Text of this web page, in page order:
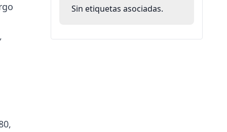
Sin etiquetas asociadas.